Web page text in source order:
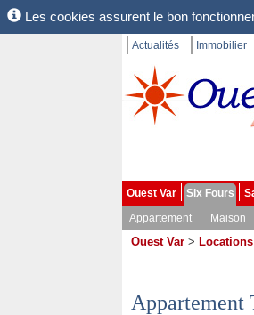
Les cookies assurent le bon
Actualités Immobilier
Ouest Var Six Fours
Appartement
Maison
Ouest Var >
Appartement